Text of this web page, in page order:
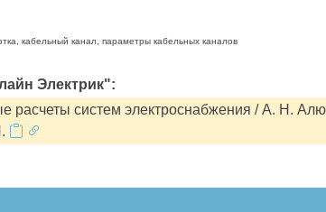
кабельный канал, параметры кабельных каналов
Электрик":
расчеты систем электроснабжения / А. Н.